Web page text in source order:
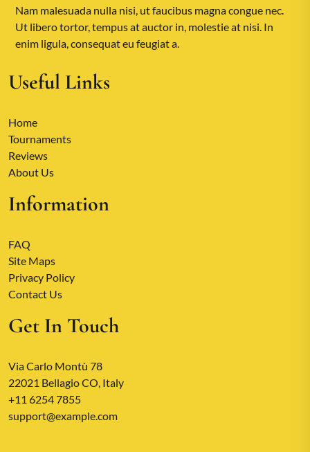
Nam malesuada nulla nisi, ut faucibus magna congue nec.
Ut libero tortor, tempus at auctor in, molestie at nisi. In
enim ligula, consequat eu feugiat a.
Useful Links
Home
Tournaments
Reviews
About Us
Information
FAQ
Site Maps
Privacy Policy
Contact Us
Get In Touch
Via Carlo Montù 78
22021 Bellagio CO, Italy
+11 6254 7855
support@example.com